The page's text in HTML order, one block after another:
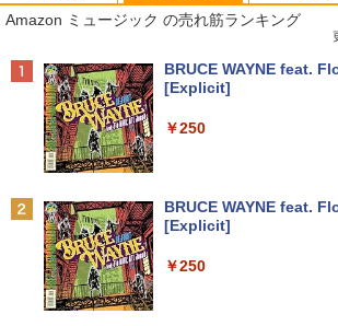
1
H&B 搭載｜中古 ノー
ws11 Office付｜スペ
キー DVDドライブ搭
｜中古パソコン 中古ノ
【★最大100%ポイント
キー】富士通
1
0.1インチ IPS液晶 小
ト モバイルディスプ
oid iPhone iPad 1年
送料無料
￥8,990
【楽天1位常連・超
ニター 21.5 / 23.8 /
ニター 1ms応答 pcモ
1
月号 ミルク M!LK MILK
￥5,180
Anker Soundcore P40i
Anker Soundcore P31i
Amazon ミュージック の売れ筋ランキング
BRUCE WAYNE feat.
[Explicit]
￥250
BRUCE WAYNE feat.
[Explicit]
￥250